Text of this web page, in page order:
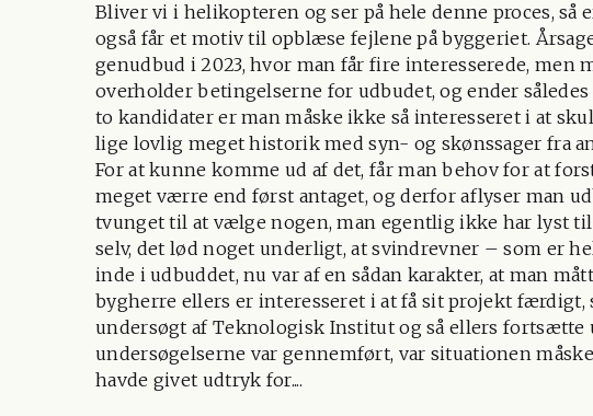
Bliver vi i helikopteren og ser på hele denne proces, så
også får et motiv til opblæse fejlene på byggeriet.
genudbud i 2023, hvor man får fire interesserede, men
overholder betingelserne for udbudet, og ender
to kandidater er man måske ikke så interesseret i at
lige lovlig meget historik med syn- og skønssager fra
For at kunne komme ud af det, får man behov for at
meget værre end først antaget, og derfor aflyser man
tvunget til at vælge nogen, man egentlig ikke har lyst
selv, det lød noget underligt, at svindrevner – som er
inde i udbuddet, nu var af en sådan karakter, at man
bygherre ellers er interesseret i at få sit projekt færdigt,
undersøgt af Teknologisk Institut og så ellers fortsætte
undersøgelserne var gennemført, var situationen
havde givet udtryk for....